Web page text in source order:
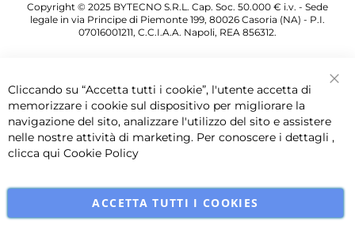
Copyright © 2025 BYTECNO S.R.L. Cap. Soc. 50.000 € i.v. - Sede
legale in via Principe di Piemonte 199, 80026 Casoria (NA) - P.I.
07016001211, C.C.I.A.A. Napoli, REA 856312.
Cliccando su “Accetta tutti i cookie”, l'utente accetta di
memorizzare i cookie sul dispositivo per migliorare la
navigazione del sito, analizzare l'utilizzo del sito e assistere
nelle nostre attività di marketing. Per conoscere i dettagli ,
clicca qui Cookie Policy
ACCETTA TUTTI I COOKIES